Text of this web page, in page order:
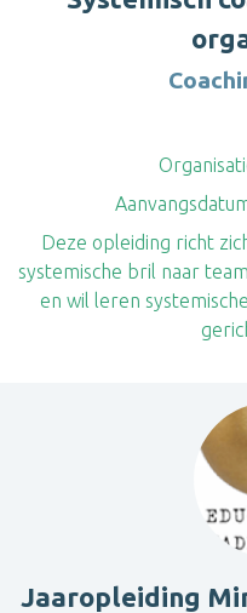
Deze opleiding richt
systemische bril naar
en wil leren
Jaaropleiding